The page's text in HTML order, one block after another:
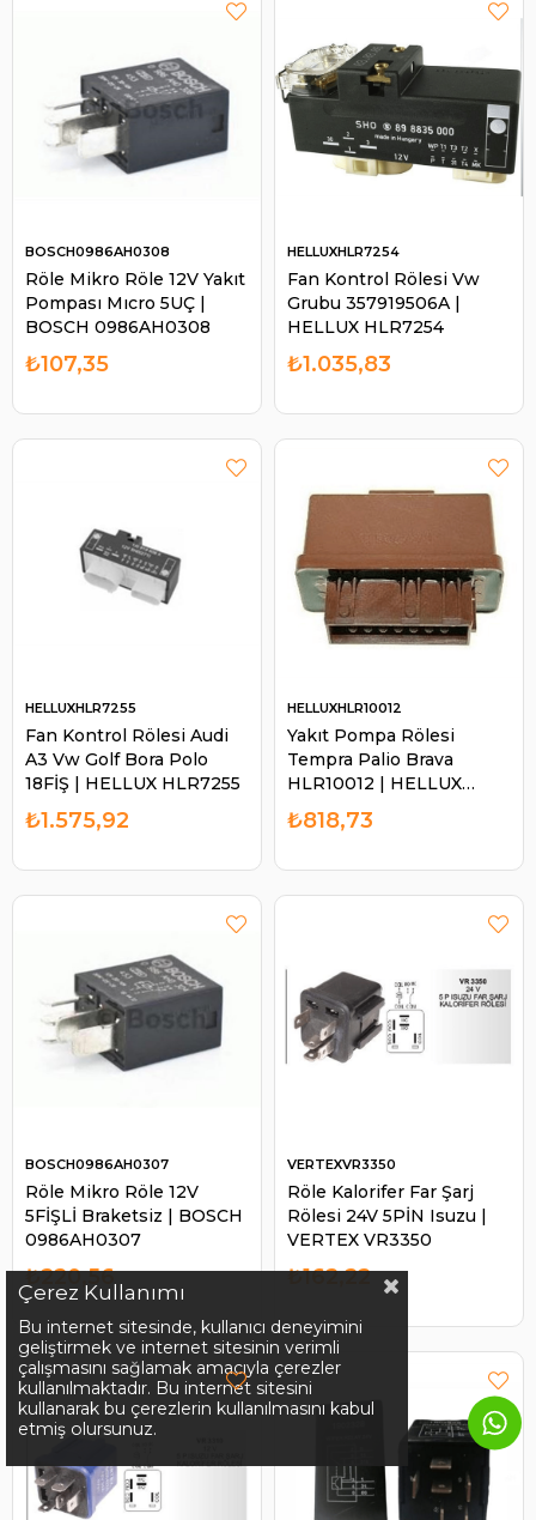
Röle Mikro Röle 12V Yakıt
Pompası Mıcro 5UÇ |
BOSCH 0986AH0308
BOSCH0986AH0308
₺107,35
Fan Kontrol Rölesi Vw
Grubu 357919506A |
HELLUX HLR7254
HELLUXHLR7254
₺1.035,83
Fan Kontrol Rölesi Audi
A3 Vw Golf Bora Polo
18FİŞ | HELLUX HLR7255
HELLUXHLR7255
₺1.575,92
Yakıt Pompa Rölesi
Tempra Palio Brava
HLR10012 | HELLUX
HLR10012
HELLUXHLR10012
₺818,73
Röle Mikro Röle 12V
5FİŞLİ Braketsiz | BOSCH
0986AH0307
BOSCH0986AH0307
₺220,56
Röle Kalorifer Far Şarj
Rölesi 24V 5PİN Isuzu |
VERTEX VR3350
VERTEXVR3350
₺162,22
Çerez Kullanımı
Bu internet sitesinde, kullanıcı deneyimini
geliştirmek ve internet sitesinin verimli
çalışmasını sağlamak amacıyla çerezler
kullanılmaktadır. Bu internet sitesini
kullanarak bu çerezlerin kullanılmasını kabul
etmiş olursunuz.